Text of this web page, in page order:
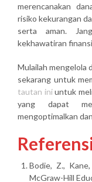
merencanakan
risiko kekurangan
serta aman.
kekhawatiran
Mulailah mengelola
sekarang untuk
tautan iniuntuk
yang dapat
mengoptimalkan
Bodie, Z.,
McGraw-Hill